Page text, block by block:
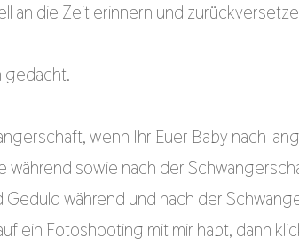
an die Zeit erinnern und
gedacht.
wenn Ihr Euer Baby nach
sowie nach der
während und nach der
ein Fotoshooting mit mir habt, dann